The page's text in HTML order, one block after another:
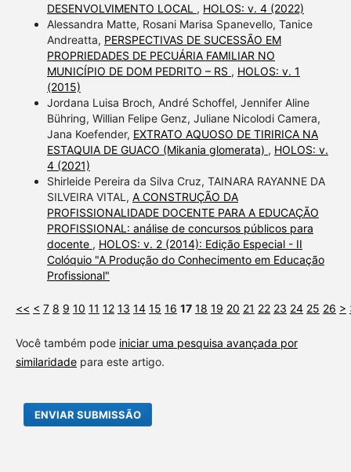
DESENVOLVIMENTO LOCAL , HOLOS: v. 4 (2022)
Alessandra Matte, Rosani Marisa Spanevello, Tanice
Andreatta, PERSPECTIVAS DE SUCESSÃO EM
PROPRIEDADES DE PECUÁRIA FAMILIAR NO
MUNICÍPIO DE DOM PEDRITO – RS , HOLOS: v. 1
(2015)
Jordana Luisa Broch, André Schoffel, Jennifer Aline
Bühring, Willian Felipe Genz, Juliane Nicolodi Camera,
Jana Koefender, EXTRATO AQUOSO DE TIRIRICA NA
ESTAQUIA DE GUACO (Mikania glomerata) , HOLOS: v.
4 (2021)
Shirleide Pereira da Silva Cruz, TAINARA RAYANNE DA
SILVEIRA VITAL, A CONSTRUÇÃO DA
PROFISSIONALIDADE DOCENTE PARA A EDUCAÇÃO
PROFISSIONAL: análise de concursos públicos para
docente , HOLOS: v. 2 (2014): Edição Especial - II
Colóquio "A Produção do Conhecimento em Educação
Profissional"
<< < 7 8 9 10 11 12 13 14 15 16 17 18 19 20 21 22 23 24 25 26 >
Você também pode iniciar uma pesquisa avançada por
similaridadepara este artigo.
ENVIAR SUBMISSÃO